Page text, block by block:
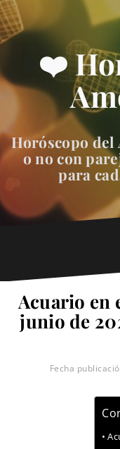
❤️
Horóscopo del
o no con
para
Acuario en
junio de
Fecha